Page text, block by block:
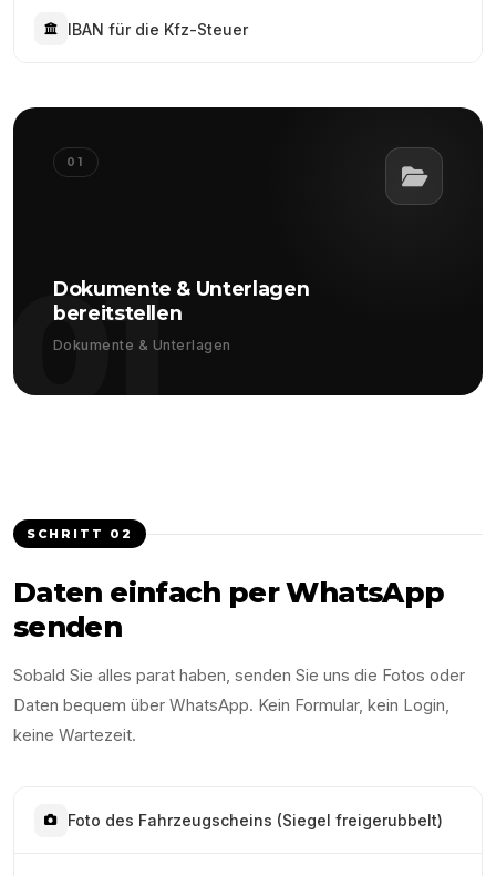
IBAN für die Kfz-Steuer
01
01
Dokumente & Unterlagen
bereitstellen
Dokumente & Unterlagen
SCHRITT 02
Daten einfach per WhatsApp
senden
Sobald Sie alles parat haben, senden Sie uns die Fotos oder
Daten bequem über WhatsApp. Kein Formular, kein Login,
keine Wartezeit.
Foto des Fahrzeugscheins (Siegel freigerubbelt)